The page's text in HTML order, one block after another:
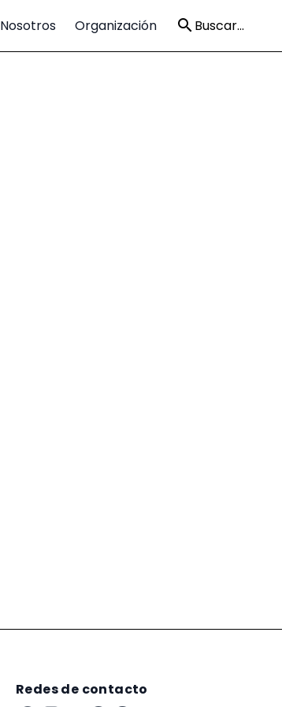
Nosotros Organización Buscar...
Redes de contacto